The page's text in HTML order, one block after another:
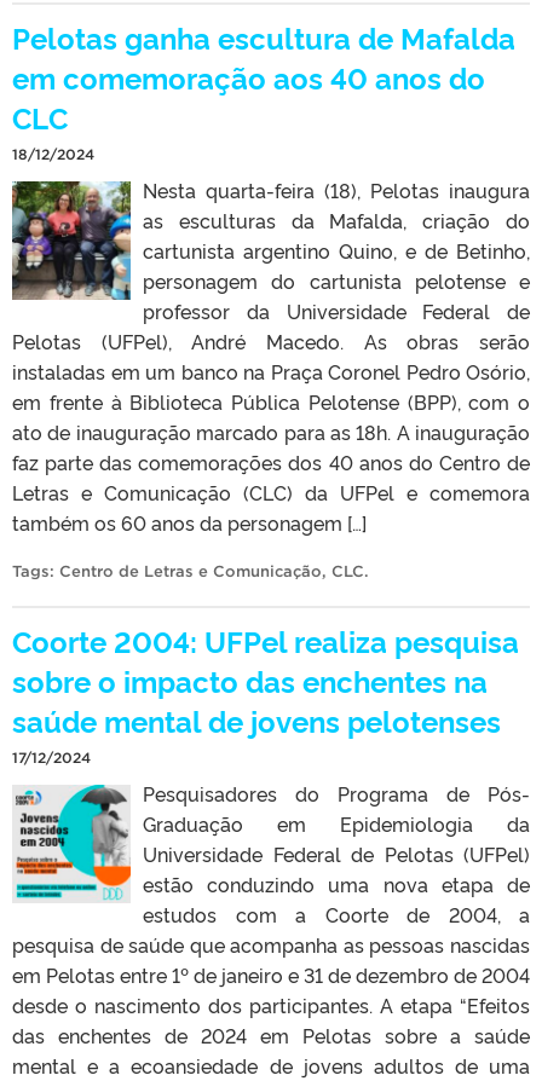
Pelotas ganha escultura de Mafalda
em comemoração aos 40 anos do
CLC
18/12/2024
Nesta quarta-feira (18), Pelotas inaugura
as esculturas da Mafalda, criação do
cartunista argentino Quino, e de Betinho,
personagem do cartunista pelotense e
professor da Universidade Federal de
Pelotas (UFPel), André Macedo. As obras serão
instaladas em um banco na Praça Coronel Pedro Osório,
em frente à Biblioteca Pública Pelotense (BPP), com o
ato de inauguração marcado para as 18h. A inauguração
faz parte das comemorações dos 40 anos do Centro de
Letras e Comunicação (CLC) da UFPel e comemora
também os 60 anos da personagem […]
Tags: Centro de Letras e Comunicação, CLC.
Coorte 2004: UFPel realiza pesquisa
sobre o impacto das enchentes na
saúde mental de jovens pelotenses
17/12/2024
Pesquisadores do Programa de Pós-
Graduação em Epidemiologia da
Universidade Federal de Pelotas (UFPel)
estão conduzindo uma nova etapa de
estudos com a Coorte de 2004, a
pesquisa de saúde que acompanha as pessoas nascidas
em Pelotas entre 1º de janeiro e 31 de dezembro de 2004
desde o nascimento dos participantes. A etapa “Efeitos
das enchentes de 2024 em Pelotas sobre a saúde
mental e a ecoansiedade de jovens adultos de uma